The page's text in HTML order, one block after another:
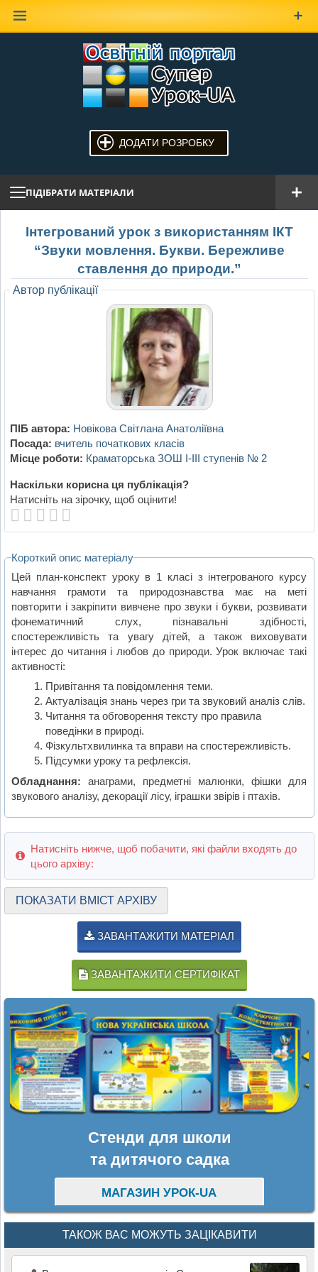
ДОДАТИ РОЗРОБКУ
ПІДІБРАТИ МАТЕРІАЛИ
Інтегрований урок з використанням ІКТ
“Звуки мовлення. Букви. Бережливе
ставлення до природи.”
Автор публікації
ПІБ автора: Новікова Світлана Анатоліївна
Посада: вчитель початкових класів
Місце роботи: Краматорська ЗОШ І-ІІІ ступенів № 2
Наскільки корисна ця публікація?
Натисніть на зірочку, щоб оцінити!
Короткий опис матеріалу
Цей план-конспект уроку в 1 класі з інтегрованого курсу
навчання грамоти та природознавства має на меті
повторити і закріпити вивчене про звуки і букви, розвивати
фонематичний слух, пізнавальні здібності,
спостережливість та увагу дітей, а також виховувати
інтерес до читання і любов до природи. Урок включає такі
активності:
Привітання та повідомлення теми.
Актуалізація знань через гри та звуковий аналіз слів.
Читання та обговорення тексту про правила
поведінки в природі.
Фізкультхвилинка та вправи на спостережливість.
Підсумки уроку та рефлексія.
Обладнання: анаграми, предметні малюнки, фішки для
звукового аналізу, декорації лісу, іграшки звірів і птахів.
Натисніть нижче, щоб побачити, які файли входять до
цього архіву:
ПОКАЗАТИ ВМІСТ АРХІВУ
ЗАВАНТАЖИТИ МАТЕРІАЛ
ЗАВАНТАЖИТИ СЕРТИФІКАТ
Стенди для школи
та дитячого садка
МАГАЗИН УРОК-UA
ТАКОЖ ВАС МОЖУТЬ ЗАЦІКАВИТИ